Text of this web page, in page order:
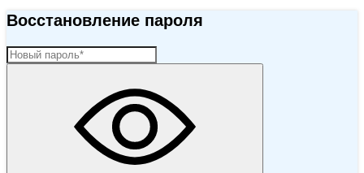
Восстановление пароля